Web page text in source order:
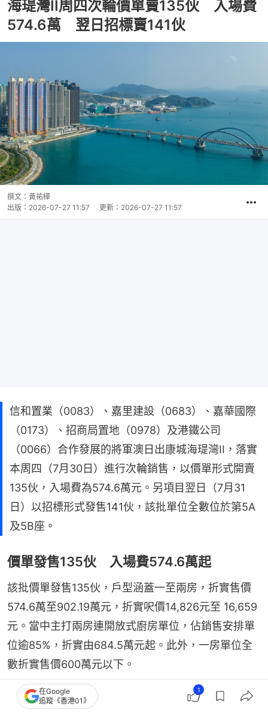
海瑅灣II周四次輪價單賣135伙 入場費
574.6萬 翌日招標賣141伙
撰文： 黃祐樺
出版： 2026-07-27 11:57 更新： 2026-07-27 11:57
信和置業（0083）、嘉里建設（0683）、嘉華國際
（0173）、招商局置地（0978）及港鐵公司
（0066）合作發展的將軍澳日出康城海瑅灣II，落實
本周四（7月30日）進行次輪銷售，以價單形式開賣
135伙，入場費為574.6萬元。另項目翌日（7月31
日）以招標形式發售141伙，該批單位全數位於第5A
及5B座。
價單發售135伙 入場費574.6萬起
該批價單發售135伙，戶型涵蓋一至兩房，折實售價
574.6萬至902.19萬元，折實呎價14,826元至 16,659
元。當中主打兩房連開放式廚房單位，佔銷售安排單
位逾85%，折實由684.5萬元起。此外，一房單位全
數折實售價600萬元以下。
該批入場單位為為5B座7樓F室，實用面積347平方
在Google
追蹤《香港01》
1